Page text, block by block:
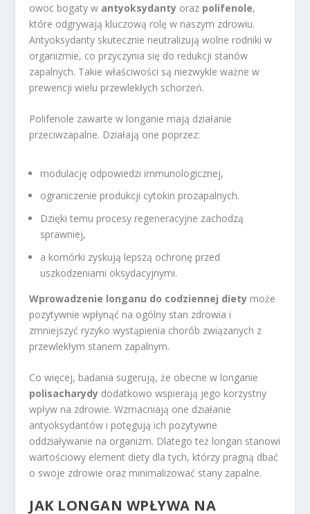
owoc bogaty w antyoksydanty oraz polifenole,
które odgrywają kluczową rolę w naszym zdrowiu.
Antyoksydanty skutecznie neutralizują wolne rodniki w
organizmie, co przyczynia się do redukcji stanów
zapalnych. Takie właściwości są niezwykle ważne w
prewencji wielu przewlekłych schorzeń.
Polifenole zawarte w longanie mają działanie
przeciwzapalne. Działają one poprzez:
modulację odpowiedzi immunologicznej,
ograniczenie produkcji cytokin prozapalnych.
Dzięki temu procesy regeneracyjne zachodzą
sprawniej,
a komórki zyskują lepszą ochronę przed
uszkodzeniami oksydacyjnymi.
Wprowadzenie longanu do codziennej diety może
pozytywnie wpłynąć na ogólny stan zdrowia i
zmniejszyć ryzyko wystąpienia chorób związanych z
przewlekłym stanem zapalnym.
Co więcej, badania sugerują, że obecne w longanie
polisacharydy dodatkowo wspierają jego korzystny
wpływ na zdrowie. Wzmacniają one działanie
antyoksydantów i potęgują ich pozytywne
oddziaływanie na organizm. Dlatego też longan stanowi
wartościowy element diety dla tych, którzy pragną dbać
o swoje zdrowie oraz minimalizować stany zapalne.
JAK LONGAN WPŁYWA NA